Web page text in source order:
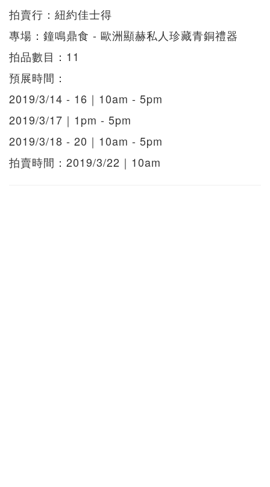
拍賣行：紐約佳士得
專場：鐘鳴鼎食 - 歐洲顯赫私人珍藏青銅禮器
拍品數目：11
預展時間：
2019/3/14 - 16｜10am - 5pm
2019/3/17｜1pm - 5pm
2019/3/18 - 20｜10am - 5pm
拍賣時間：2019/3/22｜10am